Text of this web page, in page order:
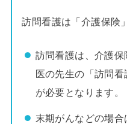
訪問看護は「介護保険
訪問看護は、介護
医の先生の「訪問
が必要となります。
末期がんなどの場